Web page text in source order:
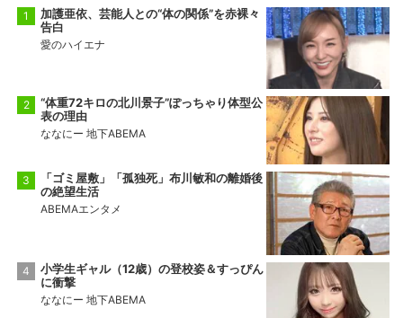
加護亜依、芸能人との“体の関係”を赤裸々
告白
愛のハイエナ
“体重72キロの北川景子”ぽっちゃり体型公
表の理由
ななにー 地下ABEMA
「ゴミ屋敷」「孤独死」布川敏和の離婚後
の絶望生活
ABEMAエンタメ
小学生ギャル（12歳）の登校姿＆すっぴん
に衝撃
ななにー 地下ABEMA